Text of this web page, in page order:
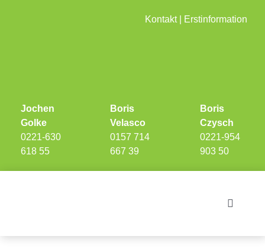
Jochen
Golke
0221-630
618 55
Boris
Velasco
0157 714
667 39
Boris
Czysch
0221-954
903 50
Kontakt| Erstinformation
Toggle
Investments